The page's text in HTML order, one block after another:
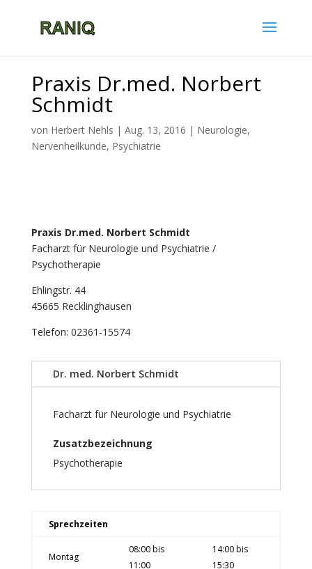
Praxis Dr.med. Norbert
Schmidt
von Herbert Nehls | Aug. 13, 2016 | Neurologie,
Nervenheilkunde, Psychiatrie
Praxis Dr.med. Norbert Schmidt
Facharzt für Neurologie und Psychiatrie /
Psychotherapie
Ehlingstr. 44
45665 Recklinghausen
Telefon: 02361-15574
Dr. med. Norbert Schmidt
Facharzt für Neurologie und Psychiatrie
Zusatzbezeichnung
Psychotherapie
Sprechzeiten
Montag
08:00 bis
11:00
14:00 bis
15:30